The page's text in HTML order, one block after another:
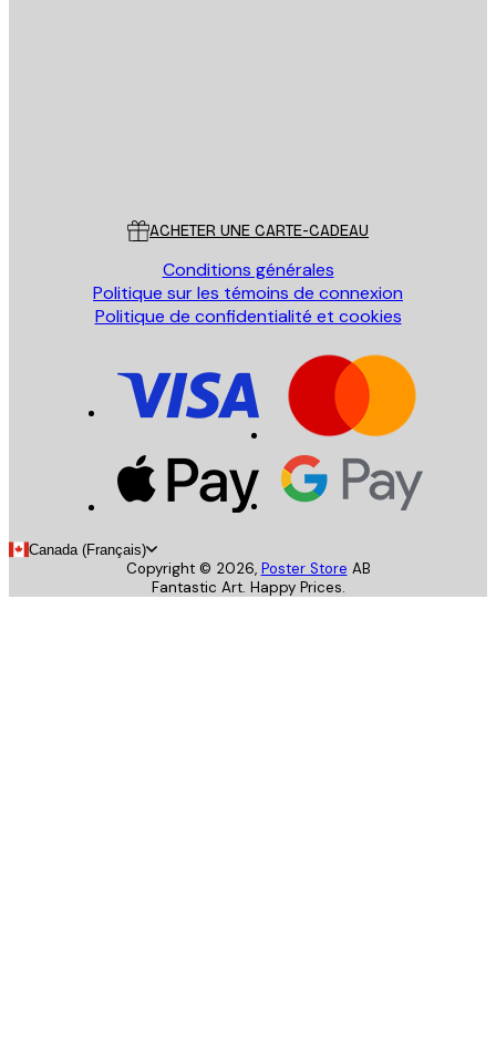
ACHETER UNE CARTE-CADEAU
Conditions générales
Politique sur les témoins de connexion
Politique de confidentialité et cookies
Canada (Français)
Copyright © 2026, Poster Store AB
Fantastic Art. Happy Prices.